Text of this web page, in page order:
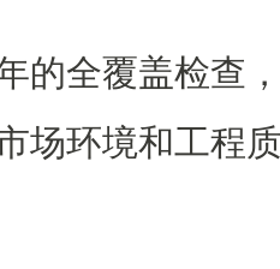
的全覆盖检查
场环境和工程